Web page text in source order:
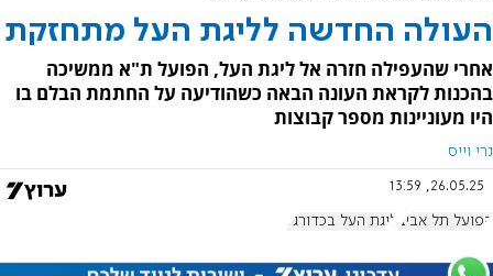
העולה החדשה לליגת העל מתחזקת
אחרי שהעפילה חזרה אל ליגת העל, הפועל ת"א ממשיכה
בהכנות לקראת העונה הבאה כשהודיעה על החתמת הבלם בו
היו מעוניינות מספר קבוצות
נרי וייס
26.05.25, 13:59
הפועל תל אביב ליגת העל בכדורגל